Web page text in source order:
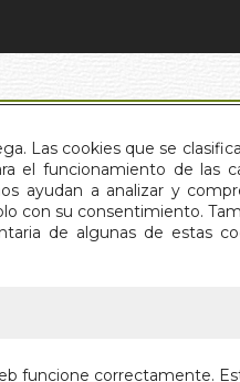
Las cookies que se
el funcionamiento de las
ayudan a analizar y
con su consentimiento.
de algunas de estas
funcione correctamente.
CONTACTO
MIS VIAJES